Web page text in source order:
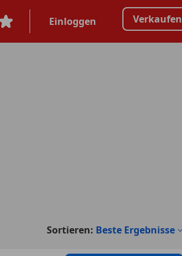
Einloggen Verkaufen
Sortieren: Beste Ergebnisse